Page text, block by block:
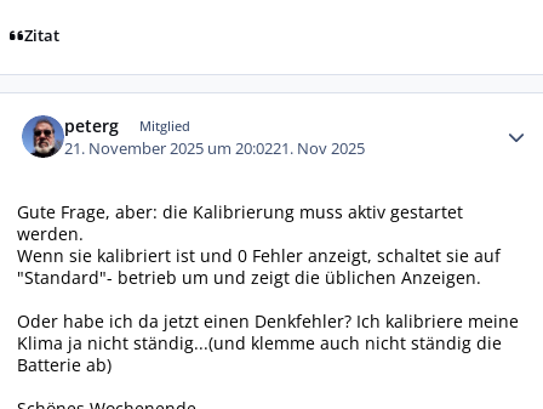
Zitat
peterg Mitglied
21. November 2025 um 20:0221. Nov 2025
Gute Frage, aber: die Kalibrierung muss aktiv gestartet
werden.
Wenn sie kalibriert ist und 0 Fehler anzeigt, schaltet sie auf
"Standard"- betrieb um und zeigt die üblichen Anzeigen.
Oder habe ich da jetzt einen Denkfehler? Ich kalibriere meine
Klima ja nicht ständig...(und klemme auch nicht ständig die
Batterie ab)